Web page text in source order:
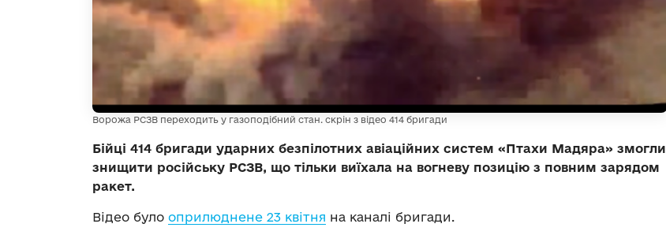
Ворожа РСЗВ переходить у газоподібний стан. скрін з відео 414 бригади
Бійці 414 бригади ударних безпілотних авіаційних систем «Птахи Мадяра» змогли
знищити російську РСЗВ, що тільки виїхала на вогневу позицію з повним зарядом
ракет.
Відео було оприлюднене 23 квітня на каналі бригади.